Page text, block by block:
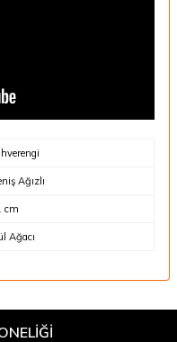
Ağızlı
cm
Ağacı